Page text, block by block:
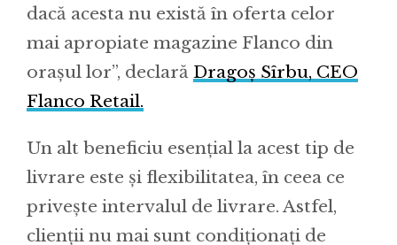
dacă acesta nu există în oferta celor
mai apropiate magazine Flanco din
orașul lor”, declară Dragoș Sîrbu, CEO
Flanco Retail.
Un alt beneficiu esențial la acest tip de
livrare este și flexibilitatea, în ceea ce
privește intervalul de livrare. Astfel,
clienții nu mai sunt condiționați de